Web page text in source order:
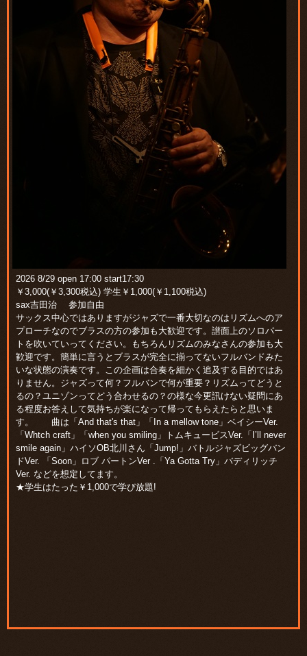
2026 8/29 open 17:00 start17:30
￥3,000(￥3,300税込) 学生￥1,000(￥1,100税込)
sax吉田治 参加自由
サックス中心ではありますがジャズで一番大切なのはリズムへのア
プローチなのでブラスの方の参加も大歓迎です。譜面上のソロパー
トを吹いていってください。もちろんリズムのみなさんの参加も大
歓迎です。簡単に言うとブラスが完全に揃ってないフルバンドみた
いな状態の演奏です。この企画は合奏を細かく追及する目的ではあ
りません。ジャズって何？フルバンで何が重要？リズムってどうと
るの？ユニゾンってどう合わせるの？の様な今更訊けない疑問にあ
る程度お答えして気持ちが楽になって帰ってもらえたらと思いま
す。 曲は「And that's that」「In a mellow tone」ベイシーVer.
「Whtch craft」「when you smiling」トムキュービスVer.「I’ll never
smile again」ハイソOB北川さん「Jump!」バトルジャズビッグバン
ドVer. 「Soon」ロブ パートンVer .「Ya Gotta Try」バディリッチ
Ver. などを想定してます。
★学生はたった￥1,000で学び放題!